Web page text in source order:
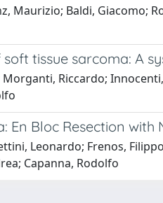
Maurizio; Baldi, Giacomo;
tissue sarcoma: A
Morganti, Riccardo;
En Bloc Resection
Leonardo; Frenos,
Capanna, Rodolfo